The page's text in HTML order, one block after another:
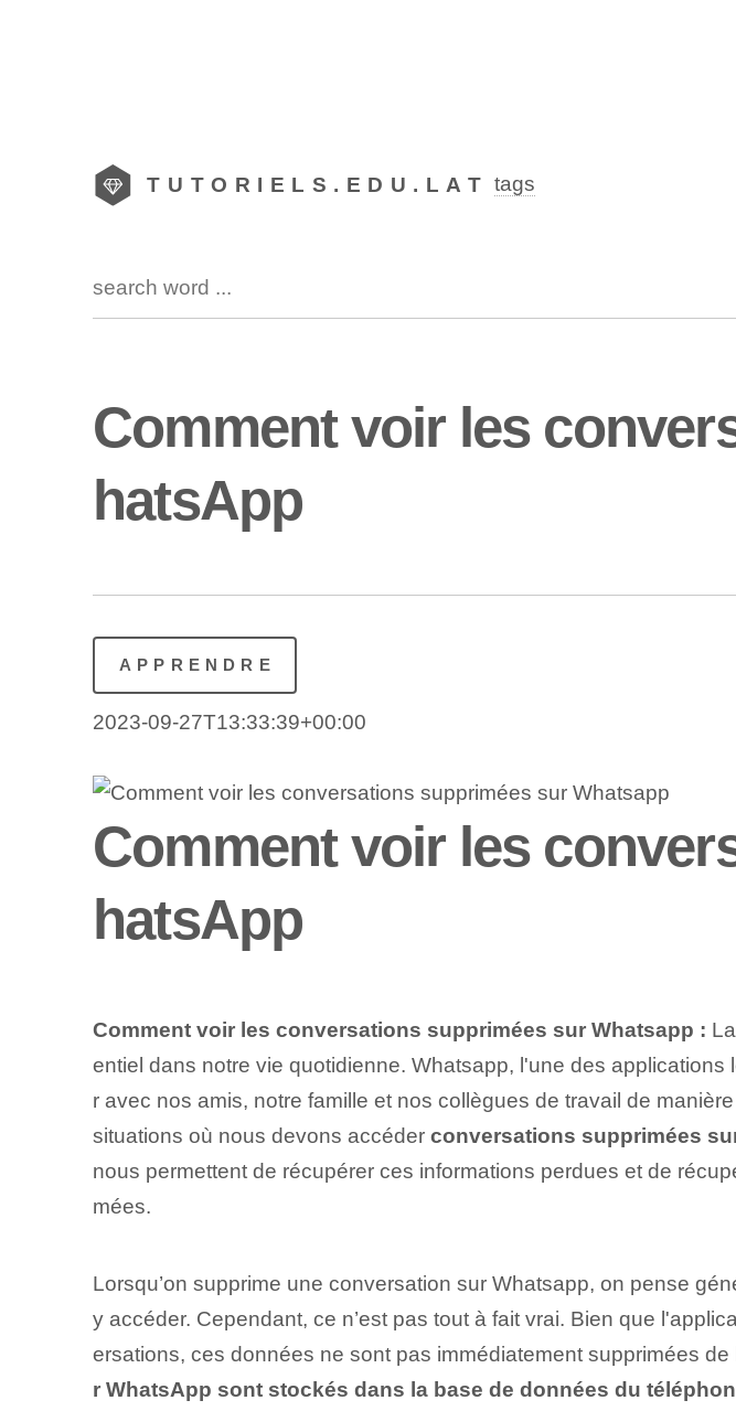
TUTORIELS.EDU.LAT tags
Comment voir les
hatsApp
APPRENDRE
2023-09-27T13:33:39+00:00
Comment voir les
hatsApp
Comment voir les conversations supprimées sur Whatsapp :
entiel dans notre vie quotidienne. Whatsapp, l'une des
r avec nos amis, notre famille et nos collègues de travail de
situations où nous devons accéder conversations supprimées
nous permettent de récupérer ces informations perdues et de
mées.
Lorsqu’on supprime une conversation sur Whatsapp, on pense
y accéder. Cependant, ce n’est pas tout à fait vrai. Bien que
ersations, ces données ne sont pas immédiatement supprimées de
r WhatsApp sont stockés dans la base de données du